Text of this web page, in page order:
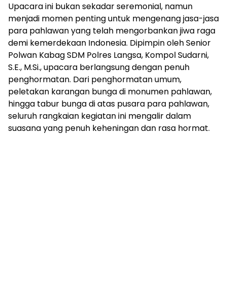
Upacara ini bukan sekadar seremonial, namun
menjadi momen penting untuk mengenang jasa-jasa
para pahlawan yang telah mengorbankan jiwa raga
demi kemerdekaan Indonesia. Dipimpin oleh Senior
Polwan Kabag SDM Polres Langsa, Kompol Sudarni,
S.E., M.Si., upacara berlangsung dengan penuh
penghormatan. Dari penghormatan umum,
peletakan karangan bunga di monumen pahlawan,
hingga tabur bunga di atas pusara para pahlawan,
seluruh rangkaian kegiatan ini mengalir dalam
suasana yang penuh keheningan dan rasa hormat.